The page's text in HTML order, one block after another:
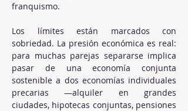
franquismo.
Los límites están marcados con
sobriedad. La presión económica es real:
para muchas parejas separarse implica
pasar de una economía conjunta
sostenible a dos economías individuales
precarias —alquiler en grandes
ciudades, hipotecas conjuntas, pensiones